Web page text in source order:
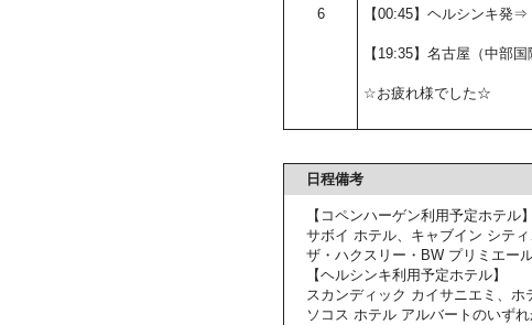
6 【00:45】ヘルシンキ発
【19:35】名古屋（中部
☆お疲れ様でした☆
日程備考
【コペンハーゲン利用予定ホテル】
サボイ ホテル、キャブイン シテ
ザ・ハクスリー・BW プリミエー
【ヘルシンキ利用予定ホテル】
スカンディック カイサニエミ、
ソコス ホテル アルバートのいず